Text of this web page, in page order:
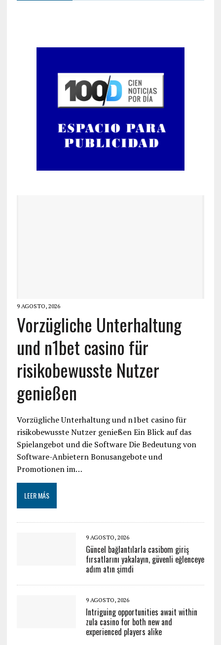
9 AGOSTO, 2026
Vorzügliche Unterhaltung
und n1bet casino für
risikobewusste Nutzer
genießen
Vorzügliche Unterhaltung und n1bet casino für
risikobewusste Nutzer genießen Ein Blick auf das
Spielangebot und die Software Die Bedeutung von
Software-Anbietern Bonusangebote und
Promotionen im…
LEER MÁS
9 AGOSTO, 2026
Güncel bağlantılarla casibom giriş
fırsatlarını yakalayın, güvenli eğlenceye
adım atın şimdi
9 AGOSTO, 2026
Intriguing opportunities await within
zula casino for both new and
experienced players alike